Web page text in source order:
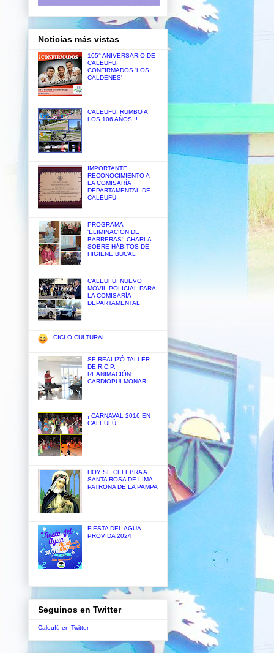
Noticias más vistas
105° ANIVERSARIO DE
CALEUFÚ:
CONFIRMADOS 'LOS
CALDENES'
CALEUFÚ, RUMBO A
LOS 106 AÑOS !!
IMPORTANTE
RECONOCIMIENTO A
LA COMISARÍA
DEPARTAMENTAL DE
CALEUFÚ
PROGRAMA
'ELIMINACIÓN DE
BARRERAS': CHARLA
SOBRE HÁBITOS DE
HIGIENE BUCAL
CALEUFÚ: NUEVO
MÓVIL POLICIAL PARA
LA COMISARÍA
DEPARTAMENTAL
CICLO CULTURAL
SE REALIZÓ TALLER
DE R.C.P.
REANIMACIÓN
CARDIOPULMONAR
¡ CARNAVAL 2016 EN
CALEUFÚ !
HOY SE CELEBRA A
SANTA ROSA DE LIMA,
PATRONA DE LA PAMPA
FIESTA DEL AGUA -
PROVIDA 2024
Seguinos en Twitter
Caleufú en Twitter